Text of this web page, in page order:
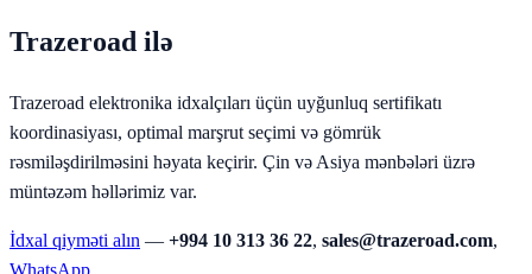
Trazeroad ilə
Trazeroad elektronika idxalçıları üçün uyğunluq sertifikatı
koordinasiyası, optimal marşrut seçimi və gömrük
rəsmiləşdirilməsini həyata keçirir. Çin və Asiya mənbələri üzrə
müntəzəm həllərimiz var.
İdxal qiyməti alın — +994 10 313 36 22, sales@trazeroad.com,